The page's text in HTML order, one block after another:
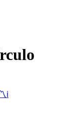
〽️ℹ️